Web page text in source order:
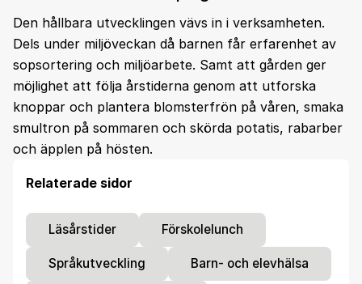
Den hållbara utvecklingen vävs in i verksamheten.
Dels under miljöveckan då barnen får erfarenhet av
sopsortering och miljöarbete. Samt att gården ger
möjlighet att följa årstiderna genom att utforska
knoppar och plantera blomsterfrön på våren, smaka
smultron på sommaren och skörda potatis, rabarber
och äpplen på hösten.
Relaterade sidor
Läsårstider Förskolelunch
Språkutveckling Barn- och elevhälsa